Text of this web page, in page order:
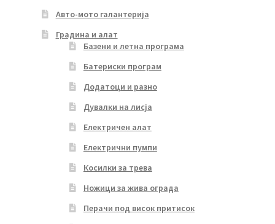
Авто-мото галантерија
Градина и алат
Базени и летна програма
Батериски програм
Додатоци и разно
Дувалки на лисја
Електричен алат
Електрични пумпи
Косилки за трева
Ножици за жива ограда
Перачи под висок притисок